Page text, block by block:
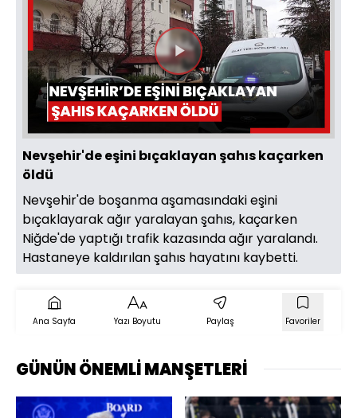
Videoyu
Oynat
Nevşehir'de eşini bıçaklayan şahıs kaçarken
öldü
Nevşehir'de boşanma aşamasındaki eşini
bıçaklayarak ağır yaralayan şahıs, kaçarken
Niğde'de yaptığı trafik kazasında ağır yaralandı.
Hastaneye kaldırılan şahıs hayatını kaybetti.
Ana Sayfa Yazı Boyutu Paylaş Favoriler
GÜNÜN ÖNEMLİ MANŞETLERİ